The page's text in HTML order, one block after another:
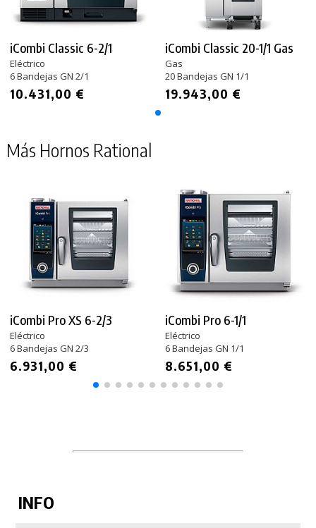
iCombi Classic 6-2/1
Eléctrico
6 Bandejas GN 2/1
10.431,00 €
iCombi Classic 20-1/1 Gas
Gas
20 Bandejas GN 1/1
19.943,00 €
Más Hornos Rational
iCombi Pro XS 6-2/3
Eléctrico
6 Bandejas GN 2/3
6.931,00 €
iCombi Pro 6-1/1
Eléctrico
6 Bandejas GN 1/1
8.651,00 €
INFO